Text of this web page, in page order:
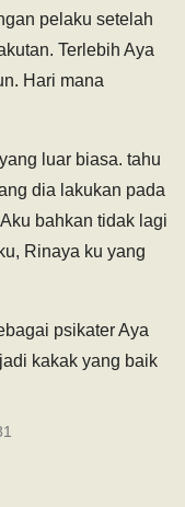
pelaku setelah
Terlebih Aya
Hari mana
luar biasa. tahu
dia lakukan pada
bahkan tidak lagi
Rinaya ku yang
psikater Aya
kakak yang baik